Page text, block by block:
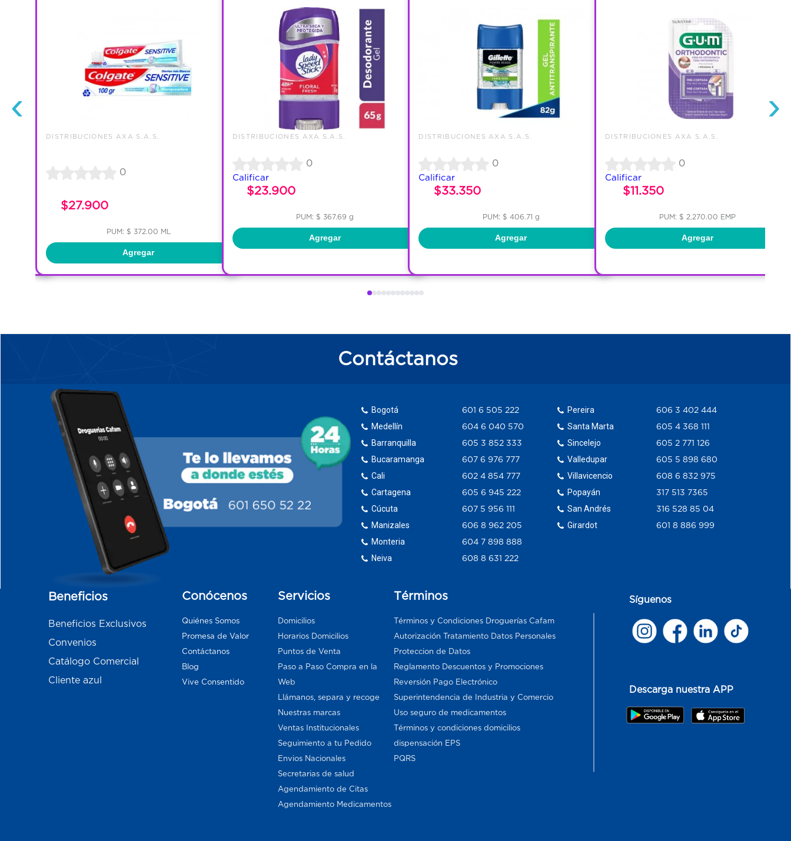
‹
DISTRIBUCIONES AXA S.A.S.
0
$27.900
PUM: $ 372.00 ML
Agregar
DISTRIBUCIONES AXA S.A.S.
0
Calificar
$23.900
PUM: $ 367.69 g
Agregar
DISTRIBUCIONES AXA S.A.S.
0
Calificar
$33.350
PUM: $ 406.71 g
Agregar
DISTRIBUCIONES AXA S.A.S.
0
Calificar
$11.350
PUM: $ 2,270.00 EMP
Agregar
›
Contáctanos
Bogotá
Medellín
Barranquilla
Bucaramanga
Cali
Cartagena
Cúcuta
Manizales
Monteria
Neiva
601 6 505 222
604 6 040 570
605 3 852 333
607 6 976 777
602 4 854 777
605 6 945 222
607 5 956 111
606 8 962 205
604 7 898 888
608 8 631 222
Pereira
Santa Marta
Sincelejo
Valledupar
Villavicencio
Popayán
San Andrés
Girardot
606 3 402 444
605 4 368 111
605 2 771 126
605 5 898 680
608 6 832 975
317 513 7365
316 528 85 04
601 8 886 999
Beneficios
Beneficios Exclusivos
Convenios
Catálogo Comercial
Cliente azul
Conócenos
Quiénes Somos
Promesa de Valor
Contáctanos
Blog
Vive Consentido
Servicios
Domicilios
Horarios Domicilios
Puntos de Venta
Paso a Paso Compra en la
Web
Llámanos, separa y recoge
Nuestras marcas
Ventas Institucionales
Seguimiento a tu Pedido
Envios Nacionales
Secretarias de salud
Agendamiento de Citas
Agendamiento Medicamentos
Términos
Términos y Condiciones Droguerías Cafam
Autorización Tratamiento Datos Personales
Proteccion de Datos
Reglamento Descuentos y Promociones
Reversión Pago Electrónico
Superintendencia de Industria y Comercio
Uso seguro de medicamentos
Términos y condiciones domicilios
dispensación EPS
PQRS
Síguenos
Descarga nuestra APP